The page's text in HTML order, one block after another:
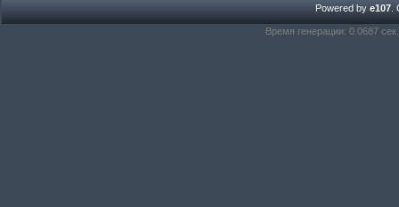
Powered by e107
Время генерации: 0.0687